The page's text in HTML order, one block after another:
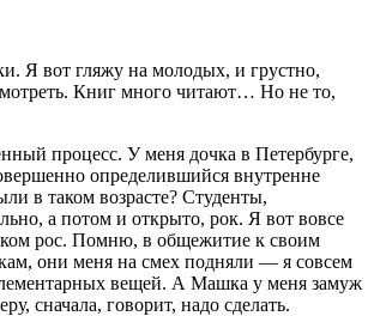
Я вот гляжу на молодых, и грустно,
Книг много читают… Но не то,
процесс. У меня дочка в Петербурге,
определившийся внутренне
в таком возрасте? Студенты,
а потом и открыто, рок. Я вот вовсе
рос. Помню, в общежитие к своим
они меня на смех подняли — я совсем
вещей. А Машка у меня замуж
сначала, говорит, надо сделать.